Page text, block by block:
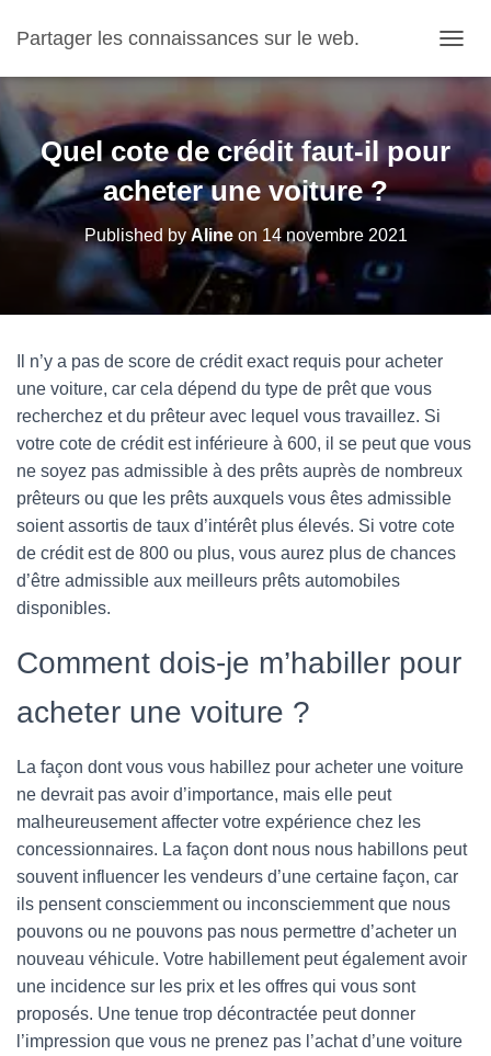
Partager les connaissances sur le web.
Quel cote de crédit faut-il pour
acheter une voiture ?
Published byAlineon 14 novembre 2021
Il n’y a pas de score de crédit exact requis pour acheter
une voiture, car cela dépend du type de prêt que vous
recherchez et du prêteur avec lequel vous travaillez. Si
votre cote de crédit est inférieure à 600, il se peut que vous
ne soyez pas admissible à des prêts auprès de nombreux
prêteurs ou que les prêts auxquels vous êtes admissible
soient assortis de taux d’intérêt plus élevés. Si votre cote
de crédit est de 800 ou plus, vous aurez plus de chances
d’être admissible aux meilleurs prêts automobiles
disponibles.
Comment dois-je m’habiller pour
acheter une voiture ?
La façon dont vous vous habillez pour acheter une voiture
ne devrait pas avoir d’importance, mais elle peut
malheureusement affecter votre expérience chez les
concessionnaires. La façon dont nous nous habillons peut
souvent influencer les vendeurs d’une certaine façon, car
ils pensent consciemment ou inconsciemment que nous
pouvons ou ne pouvons pas nous permettre d’acheter un
nouveau véhicule. Votre habillement peut également avoir
une incidence sur les prix et les offres qui vous sont
proposés. Une tenue trop décontractée peut donner
l’impression que vous ne prenez pas l’achat d’une voiture